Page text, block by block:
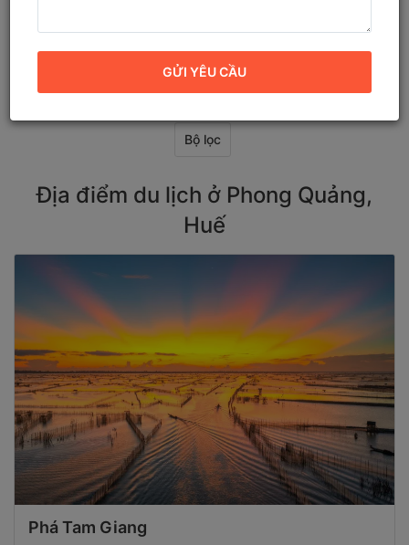
Bộ lọc
Địa điểm du lịch ở Phong Quảng,
Huế
Phá Tam Giang